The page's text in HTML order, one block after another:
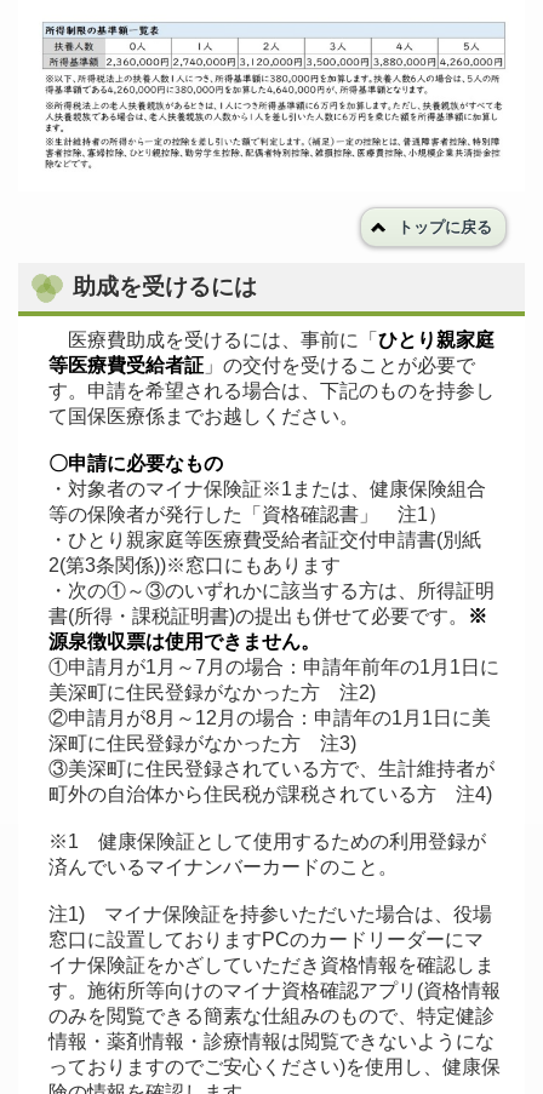
トップに戻る
助成を受けるには
医療費助成を受けるには、事前に「 ひとり親家庭
等医療費受給者証 」の交付を受けることが必要で
す。申請を希望される場合は、下記のものを持参し
て国保医療係までお越しください。
〇申請に必要なもの
・対象者のマイナ保険証※1または、健康保険組合
等の保険者が発行した「資格確認書」 注1）
・ひとり親家庭等医療費受給者証交付申請書(別紙
2(第3条関係))※窓口にもあります
・次の①～③のいずれかに該当する方は、所得証明
書(所得・課税証明書)の提出も併せて必要です。
※
源泉徴収票は使用できません。
①申請月が1月～7月の場合：申請年前年の1月1日に
美深町に住民登録がなかった方 注2)
②申請月が8月～12月の場合：申請年の1月1日に美
深町に住民登録がなかった方 注3)
③美深町に住民登録されている方で、生計維持者が
町外の自治体から住民税が課税されている方 注4)
※1 健康保険証として使用するための利用登録が
済んでいるマイナンバーカードのこと。
注1) マイナ保険証を持参いただいた場合は、役場
窓口に設置しておりますPCのカードリーダーにマ
イナ保険証をかざしていただき資格情報を確認しま
す。施術所等向けのマイナ資格確認アプリ(資格情報
のみを閲覧できる簡素な仕組みのもので、特定健診
情報・薬剤情報・診療情報は閲覧できないようにな
っておりますのでご安心ください)を使用し、健康保